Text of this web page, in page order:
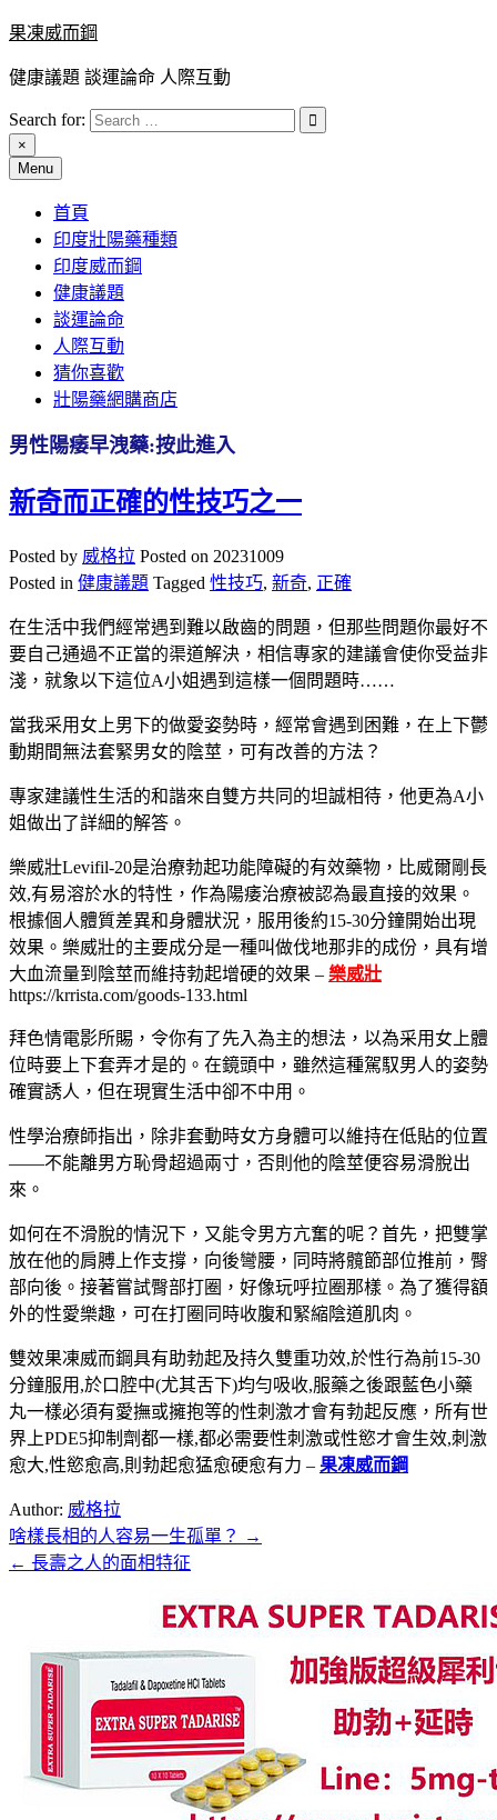
Skip
to
content
果凍威而鋼
健康議題 談運論命 人際互動
Search for:
×
Menu
首頁
印度壯陽藥種類
印度威而鋼
健康議題
談運論命
人際互動
猜你喜歡
壯陽藥網購商店
男性陽痿早洩藥:按此進入
新奇而正確的性技巧之一
Posted by 威格拉 Posted on 20231009
Posted in 健康議題 Tagged 性技巧, 新奇, 正確
在生活中我們經常遇到難以啟齒的問題，但那些問題你最好不
要自己通過不正當的渠道解決，相信專家的建議會使你受益非
淺，就象以下這位A小姐遇到這樣一個問題時……
當我采用女上男下的做愛姿勢時，經常會遇到困難，在上下鬱
動期間無法套緊男女的陰莖，可有改善的方法？
專家建議性生活的和諧來自雙方共同的坦誠相待，他更為A小
姐做出了詳細的解答。
樂威壯Levifil-20是治療勃起功能障礙的有效藥物，比威爾剛長
效,有易溶於水的特性，作為陽痿治療被認為最直接的效果。
根據個人體質差異和身體狀況，服用後約15-30分鐘開始出現
效果。樂威壯的主要成分是一種叫做伐地那非的成份，具有增
大血流量到陰莖而維持勃起增硬的效果 – 樂威壯
https://krrista.com/goods-133.html
拜色情電影所賜，令你有了先入為主的想法，以為采用女上體
位時要上下套弄才是的。在鏡頭中，雖然這種駕馭男人的姿勢
確實誘人，但在現實生活中卻不中用。
性學治療師指出，除非套動時女方身體可以維持在低貼的位置
——不能離男方恥骨超過兩寸，否則他的陰莖便容易滑脫出
來。
如何在不滑脫的情況下，又能令男方亢奮的呢？首先，把雙掌
放在他的肩膊上作支撐，向後彎腰，同時將髖節部位推前，臀
部向後。接著嘗試臀部打圈，好像玩呼拉圈那樣。為了獲得額
外的性愛樂趣，可在打圈同時收腹和緊縮陰道肌肉。
雙效果凍威而鋼具有助勃起及持久雙重功效,於性行為前15-30
分鐘服用,於口腔中(尤其舌下)均勻吸收,服藥之後跟藍色小藥
丸一樣必須有愛撫或擁抱等的性刺激才會有勃起反應，所有世
界上PDE5抑制劑都一樣,都必需要性刺激或性慾才會生效,刺激
愈大,性慾愈高,則勃起愈猛愈硬愈有力 – 果凍威而鋼
Author: 威格拉
文
章
覽
啥樣長相的人容易一生孤單？ →
← 長壽之人的面相特征